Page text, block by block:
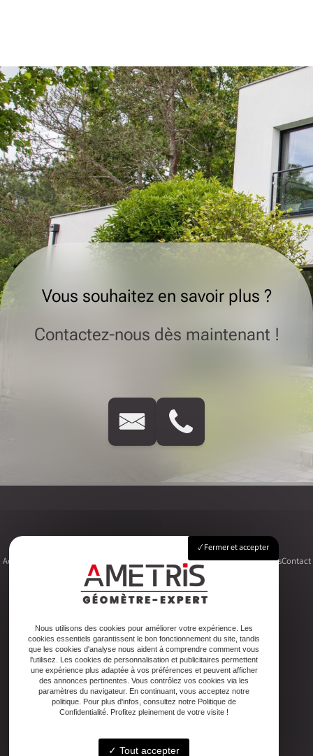
Vous souhaitez en savoir plus ?
Contactez-nous dès maintenant !
Accueil FoncierUrbanismeCopropriété TopographieAutres activitésContact
Adresse
2ter Cour Xavier Moreau, 33720 Podensac
Téléphone
05 56 27 26 08
Email
Fermer et accepter
Nous utilisons des cookies pour améliorer votre expérience. Les
cookies essentiels garantissent le bon fonctionnement du site, tandis
que les cookies d'analyse nous aident à comprendre comment vous
l'utilisez. Les cookies de personnalisation et publicitaires permettent
une expérience plus adaptée à vos préférences et peuvent afficher
des annonces pertinentes. Vous contrôlez vos cookies via les
paramètres du navigateur. En continuant, vous acceptez notre
politique. Pour plus d'infos, consultez notre Politique de
Confidentialité. Profitez pleinement de votre visite !
Tout accepter